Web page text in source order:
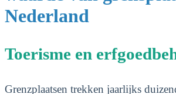
Nederland
Toerisme en
Grenzplaatsen trekken jaarlijks